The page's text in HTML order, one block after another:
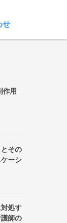
せ
作用
その
ーシ
処す
師の